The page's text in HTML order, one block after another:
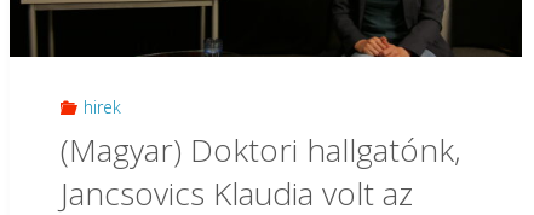
hirek
(Magyar) Doktori hallgatónk,
Jancsovics Klaudia volt az